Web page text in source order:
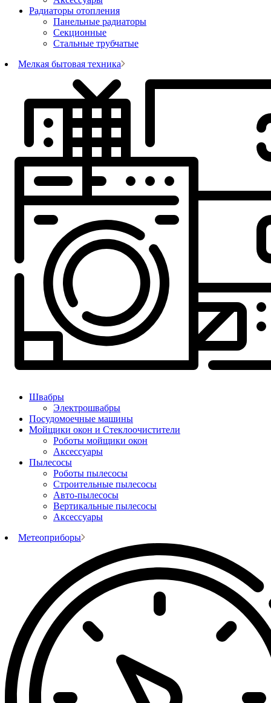
Радиаторы отопления
Панельные радиаторы
Секционные
Стальные трубчатые
Мелкая бытовая техника
Швабры
Электрошвабры
Посудомоечные машины
Мойщики окон и Стеклоочистители
Роботы мойщики окон
Аксессуары
Пылесосы
Роботы пылесосы
Строительные пылесосы
Авто-пылесосы
Вертикальные пылесосы
Аксессуары
Метеоприборы